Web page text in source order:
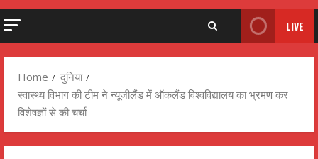
LIVE
Home
दुनिया
स्वास्थ्य विभाग की टीम ने न्यूजीलैंड में ऑकलैंड विश्वविद्यालय का भ्रमण कर
विशेषज्ञों से की चर्चा